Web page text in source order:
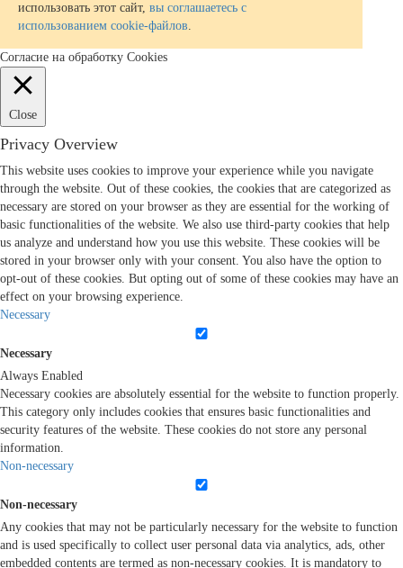
использовать этот сайт, вы соглашаетесь с
использованием cookie-файлов.
Согласие на обработку Cookies
Close
Privacy Overview
This website uses cookies to improve your experience while you navigate
through the website. Out of these cookies, the cookies that are categorized as
necessary are stored on your browser as they are essential for the working of
basic functionalities of the website. We also use third-party cookies that help
us analyze and understand how you use this website. These cookies will be
stored in your browser only with your consent. You also have the option to
opt-out of these cookies. But opting out of some of these cookies may have an
effect on your browsing experience.
Necessary
Necessary
Always Enabled
Necessary cookies are absolutely essential for the website to function properly.
This category only includes cookies that ensures basic functionalities and
security features of the website. These cookies do not store any personal
information.
Non-necessary
Non-necessary
Any cookies that may not be particularly necessary for the website to function
and is used specifically to collect user personal data via analytics, ads, other
embedded contents are termed as non-necessary cookies. It is mandatory to